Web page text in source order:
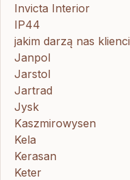
Invicta Interior
IP44
jakim darzą nas klienci
Janpol
Jarstol
Jartrad
Jysk
Kaszmirowysen
Kela
Kerasan
Keter